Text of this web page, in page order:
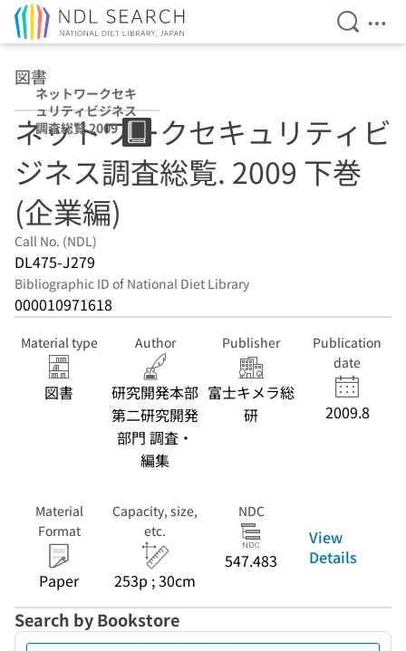
Open
図書
ネットワークセキ
ュリティビジネス
調査総覧 2009 下
巻(企業編)
ネットワークセキュリティビ
ジネス調査総覧. 2009 下巻
(企業編)
Call No. (NDL)
DL475-J279
Bibliographic ID of National Diet Library
000010971618
Material type
図書
Author
研究開発本部
第二研究開発
部門 調査・
編集
Publisher
富士キメラ総
研
Publication
date
2009.8
Material
Format
Paper
Capacity, size,
etc.
253p ; 30cm
NDC
547.483
View
Details
Search by Bookstore